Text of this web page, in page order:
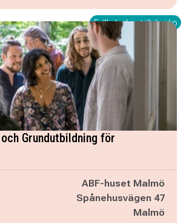
Fullbokad – ställ dig i kö
Grundutbildning för
ABF-huset Malmö
Spånehusvägen 47
Malmö